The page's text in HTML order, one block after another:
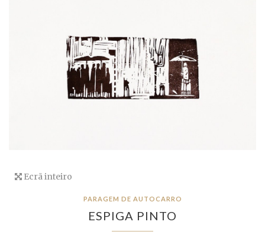
Ecrã inteiro
PARAGEM DE AUTOCARRO
ESPIGA PINTO